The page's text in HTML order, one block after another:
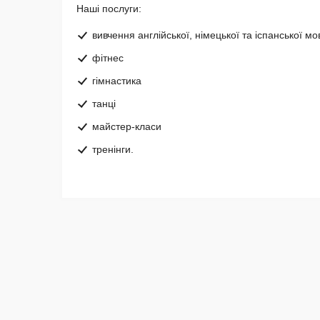
Наші послуги:
вивчення англійської, німецької та іспанської
фітнес
гімнастика
танці
майстер-класи
тренінги.